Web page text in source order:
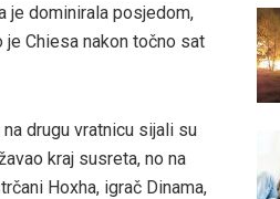
je dominirala posjedom,
Chiesa nakon točno sat
drugu vratnicu sijali su
kraj susreta, no na
Hoxha, igrač Dinama,